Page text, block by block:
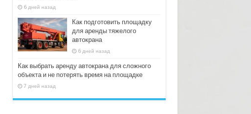
6 дней назад
Как подготовить площадку
для аренды тяжелого
автокрана
6 дней назад
Как выбрать аренду автокрана для сложного
объекта и не потерять время на площадке
7 дней назад